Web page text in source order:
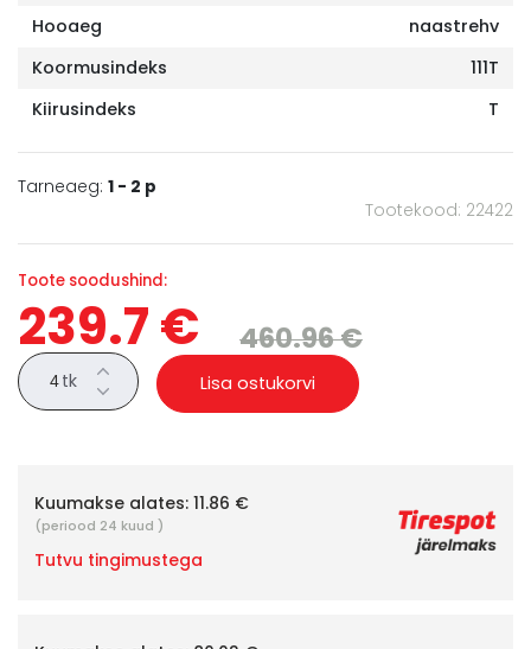
Hooaeg
naastrehv
Koormusindeks
111T
Kiirusindeks
T
Tarneaeg: 1 - 2 p
Tootekood: 22422
Toote soodushind:
239.7 € 460.96 €
tk Lisa ostukorvi
Kuumakse alates: 11.86 €
(periood 24 kuud )
Tutvu tingimustega